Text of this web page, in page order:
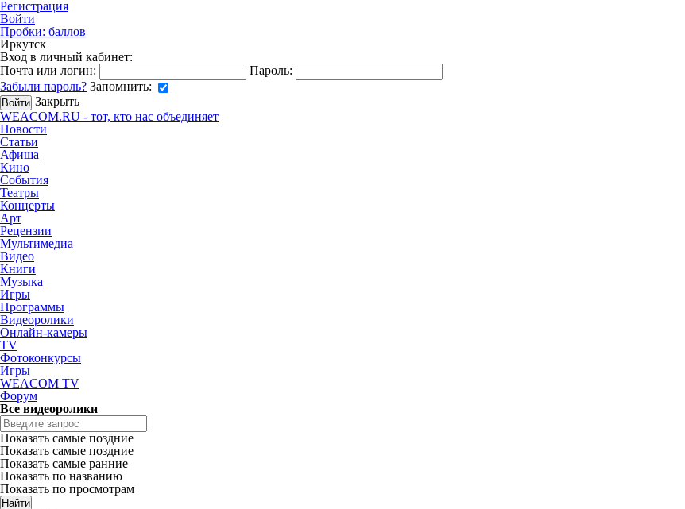
Регистрация
Войти
Пробки: баллов
Иркутск
Вход в личный кабинет:
Почта или логин:
Пароль:
Забыли пароль? Запомнить:
Закрыть
WEACOM.RU - тот, кто нас объединяет
Новости
Статьи
Афиша
Кино
События
Театры
Концерты
Арт
Рецензии
Мультимедиа
Видео
Книги
Музыка
Игры
Программы
Видеоролики
Онлайн-камеры
TV
Фотоконкурсы
Игры
WEACOM TV
Форум
Все видеоролики
Показать самые поздние
Показать самые поздние
Показать самые ранние
Показать по названию
Показать по просмотрам